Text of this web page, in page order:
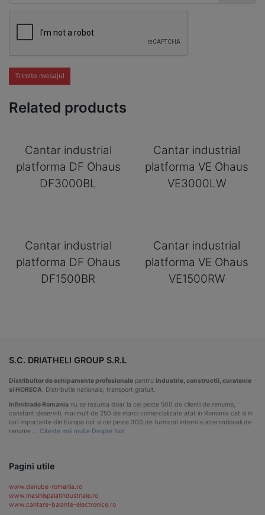
Trimite mesajul
Related products
Cantar industrial
platforma DF Ohaus
DF3000BL
Cantar industrial
platforma VE Ohaus
VE3000LW
Cantar industrial
platforma DF Ohaus
DF1500BR
Cantar industrial
platforma VE Ohaus
VE1500RW
S.C. DRIATHELI GROUP S.R.L
Distribuitor de echipamente profesionale pentru industrie, constructii, curatenie
si HORECA . Distributie nationala, transport gratuit.
Infinitrade Romania nu se rezuma doar la cei peste 500 de clienti de renume,
constant deserviti, mai mult de 250 de marci comercializate atat in Romania cat si in
tari importante din Europa cat si cei peste 300 de furnizori interni si internationali de
renume … Citeste mai multe Despre Noi
Pagini utile
www.danube-romania.ro
www.masinispalatindustriale.ro
www.cantare-balante-electronice.ro